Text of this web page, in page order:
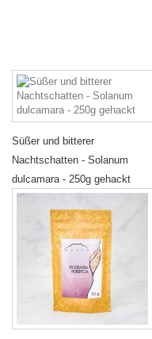
Süßer und bitterer
Nachtschatten - Solanum
dulcamara - 250g gehackt